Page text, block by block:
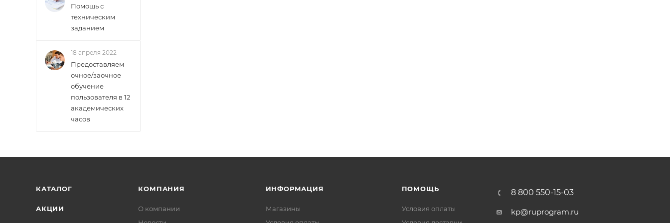
Помощь с
техническим
заданием
18 апреля 2022
Предоставляем
очное/заочное
обучение
пользователя в 12
академических
часов
КАТАЛОГ
АКЦИИ
КОМПАНИЯ
О компании
ИНФОРМАЦИЯ
Магазины
ПОМОЩЬ
Условия оплаты
8 800 550-15-03
kp@ruprogram.ru